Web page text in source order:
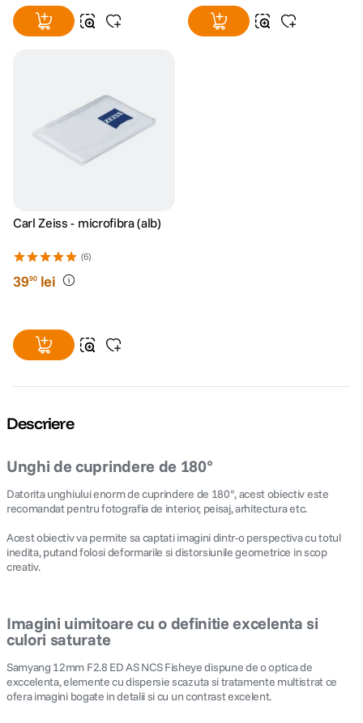
Carl Zeiss - microfibra (alb)
(6)
3990 lei
Descriere
Unghi de cuprindere de 180°
Datorita unghiului enorm de cuprindere de 180°, acest obiectiv este
recomandat pentru fotografia de interior, peisaj, arhitectura etc.
Acest obiectiv va permite sa captati imagini dintr-o perspectiva cu totul
inedita, putand folosi deformarile si distorsiunile geometrice in scop
creativ.
Imagini uimitoare cu o definitie excelenta si
culori saturate
Samyang 12mm F2.8 ED AS NCS Fisheye dispune de o optica de
exccelenta, elemente cu dispersie scazuta si tratamente multistrat ce
ofera imagini bogate in detalii si cu un contrast excelent.